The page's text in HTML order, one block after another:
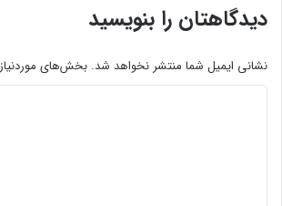
دیدگاهتان را بنویسید
نشانی ایمیل شما منتشر نخواهد شد. بخش‌های